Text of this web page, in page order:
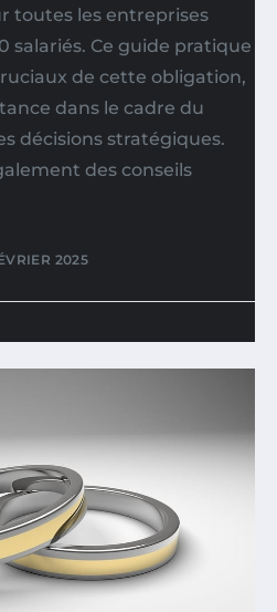
toutes les entreprises
salariés. Ce guide pratique
de cette obligation,
dans le cadre du
décisions stratégiques.
des conseils
2025